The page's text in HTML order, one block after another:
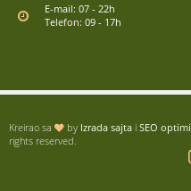
E-mail: 07 - 22h
Telefon: 09 - 17h
Kreirao sa by Izrada sajta i SEO
rights reserved.